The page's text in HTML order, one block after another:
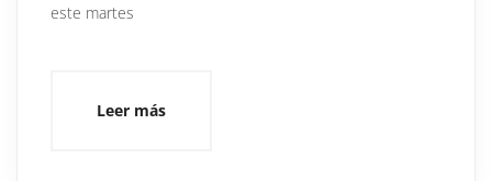
este martes
Leer más